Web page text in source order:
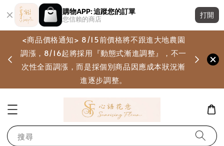
購物APP: 追蹤您的訂單
您信賴的商店
打開
<商品價格通知> 8/15前價格將不跟進大地農園
調漲，8/16起將採用『動態式漸進調整』，不一
次性全面調漲，而是採個別商品因應成本狀況漸
進逐步調整。
搜尋